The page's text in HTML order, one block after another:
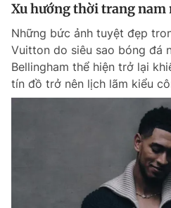
Xu hướng thời trang nam
Những bức ảnh tuyệt đẹp
Vuitton do siêu sao bóng đá
Bellingham thể hiện trở lại
tín đồ trở nên lịch lãm kiểu